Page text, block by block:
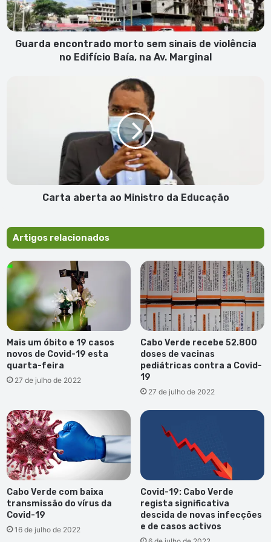
violência
no
Edifício
Baía,
Guarda encontrado morto sem sinais de violência
no Edifício Baía, na Av. Marginal
Carta aberta ao Ministro da Educação
Artigos relacionados
Mais um óbito e 19 casos
novos de Covid-19 esta
quarta-feira
27 de julho de 2022
Cabo Verde recebe 52.800
doses de vacinas
pediátricas contra a Covid-
19
27 de julho de 2022
Cabo Verde com baixa
transmissão do vírus da
Covid-19
16 de julho de 2022
Covid-19: Cabo Verde
regista significativa
descida de novas infecções
e de casos activos